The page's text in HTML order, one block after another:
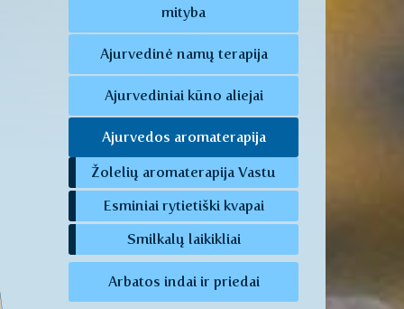
mityba
Ajurvedinė namų terapija
Ajurvediniai kūno aliejai
Ajurvedos aromaterapija
Žolelių aromaterapija Vastu
Esminiai rytietiški kvapai
Smilkalų laikikliai
Arbatos indai ir priedai